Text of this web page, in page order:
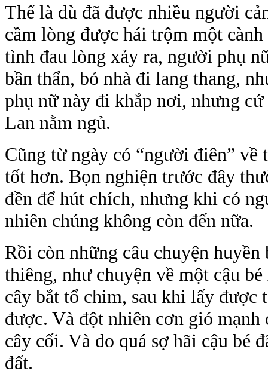
Thế là dù đã được nhiều người
cầm lòng được hái trộm một
tình đau lòng xảy ra, người phụ
bần thẩn, bỏ nhà đi lang thang,
phụ nữ này đi khắp nơi, nhưng
Lan nằm ngủ.
Cũng từ ngày có “người điên”
tốt hơn. Bọn nghiện trước đây
đền để hút chích, nhưng khi có
nhiên chúng không còn đến nữa.
Rồi còn những câu chuyện
thiêng, như chuyện về một cậu
cây bắt tổ chim, sau khi lấy
được. Và đột nhiên cơn gió
cây cối. Và do quá sợ hãi cậu bé
đất.